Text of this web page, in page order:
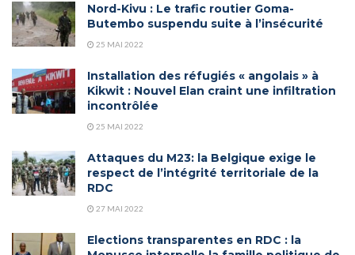
Nord-Kivu : Le trafic routier Goma-
Butembo suspendu suite à l’insécurité
25 MAI 2022
Installation des réfugiés « angolais » à
Kikwit : Nouvel Elan craint une infiltration
incontrôlée
25 MAI 2022
Attaques du M23: la Belgique exige le
respect de l’intégrité territoriale de la
RDC
27 MAI 2022
Elections transparentes en RDC : la